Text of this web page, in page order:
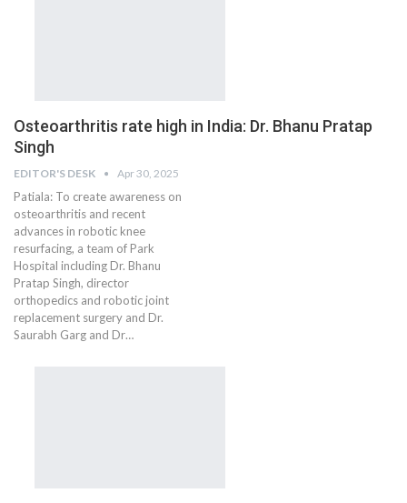
Osteoarthritis rate high in India: Dr. Bhanu Pratap
Singh
EDITOR'S DESK Apr 30, 2025
Patiala: To create awareness on
osteoarthritis and recent
advances in robotic knee
resurfacing, a team of Park
Hospital including Dr. Bhanu
Pratap Singh, director
orthopedics and robotic joint
replacement surgery and Dr.
Saurabh Garg and Dr…